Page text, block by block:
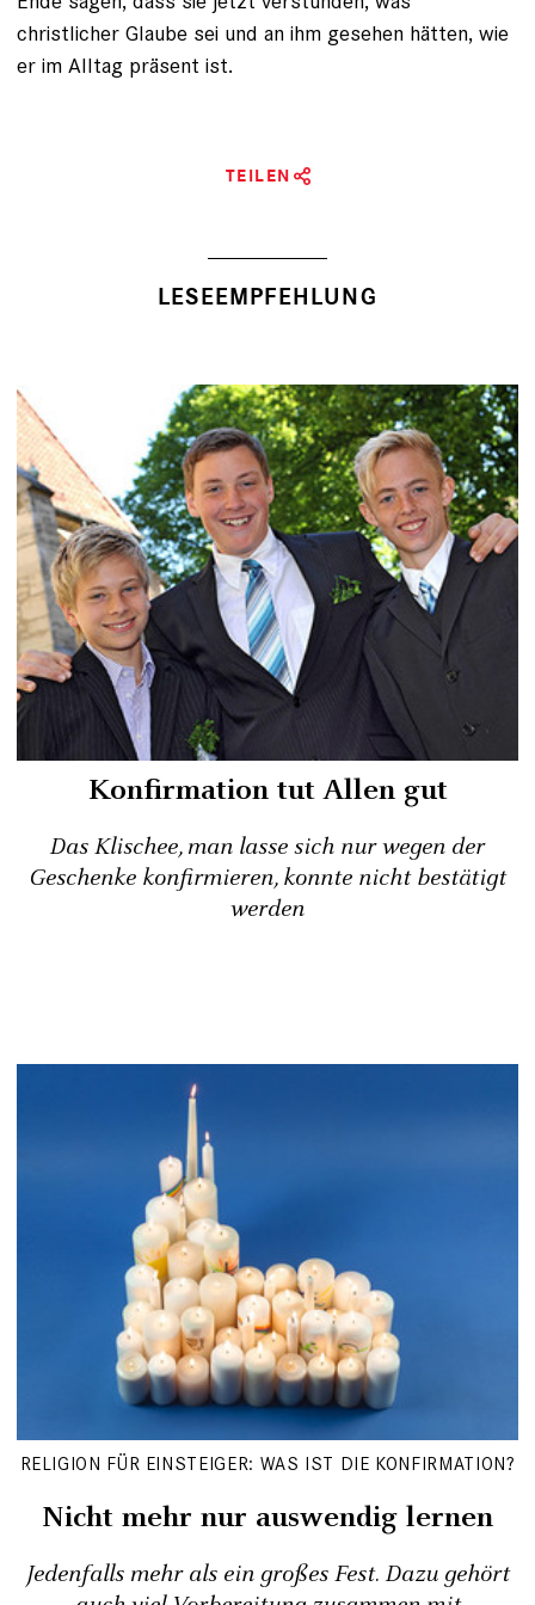
christlicher Glaube sei und an ihm gesehen hätten, wie
er im Alltag präsent ist.
TEILEN
LESEEMPFEHLUNG
Konfirmation tut Allen gut
Das Klischee, man lasse sich nur wegen der
Geschenke konfirmieren, konnte nicht bestätigt
werden
RELIGION FÜR EINSTEIGER: WAS IST DIE KONFIRMATION?
Nicht mehr nur auswendig lernen
Jedenfalls mehr als ein großes Fest. Dazu gehört